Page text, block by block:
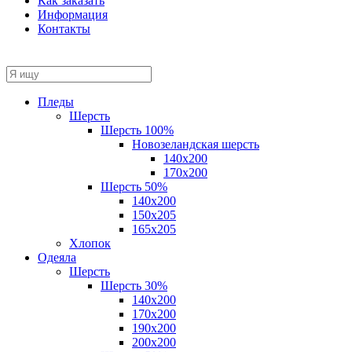
Информация
Контакты
Пледы
Шерсть
Шерсть 100%
Новозеландская шерсть
140х200
170x200
Шерсть 50%
140x200
150х205
165х205
Хлопок
Одеяла
Шерсть
Шерсть 30%
140х200
170х200
190х200
200х200